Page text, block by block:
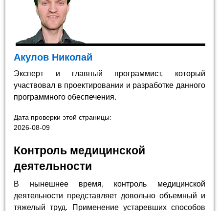
Акулов Николай
Эксперт и главный программист, который
участвовал в проектировании и разработке данного
программного обеспечения.
Дата проверки этой страницы:
2026-08-09
Контроль медицинской
деятельности
В нынешнее время, контроль медицинской
деятельности представляет довольно объемный и
тяжелый труд. Применение устаревших способов